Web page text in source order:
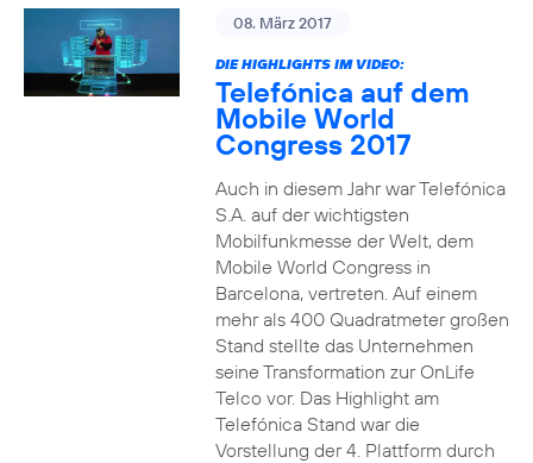
08. März 2017
DIE HIGHLIGHTS IM VIDEO:
Telefónica auf dem
Mobile World
Congress 2017
Auch in diesem Jahr war Telefónica
S.A. auf der wichtigsten
Mobilfunkmesse der Welt, dem
Mobile World Congress in
Barcelona, vertreten. Auf einem
mehr als 400 Quadratmeter großen
Stand stellte das Unternehmen
seine Transformation zur OnLife
Telco vor. Das Highlight am
Telefónica Stand war die
Vorstellung der 4. Plattform durch